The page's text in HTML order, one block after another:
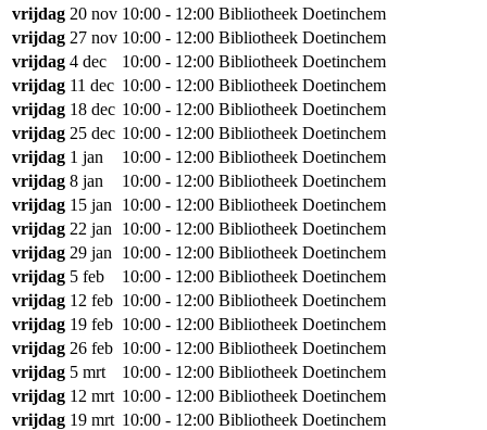
vrijdag 20 nov 10:00 - 12:00 Bibliotheek Doetinchem
vrijdag 27 nov 10:00 - 12:00 Bibliotheek Doetinchem
vrijdag 4 dec 10:00 - 12:00 Bibliotheek Doetinchem
vrijdag 11 dec 10:00 - 12:00 Bibliotheek Doetinchem
vrijdag 18 dec 10:00 - 12:00 Bibliotheek Doetinchem
vrijdag 25 dec 10:00 - 12:00 Bibliotheek Doetinchem
vrijdag 1 jan 10:00 - 12:00 Bibliotheek Doetinchem
vrijdag 8 jan 10:00 - 12:00 Bibliotheek Doetinchem
vrijdag 15 jan 10:00 - 12:00 Bibliotheek Doetinchem
vrijdag 22 jan 10:00 - 12:00 Bibliotheek Doetinchem
vrijdag 29 jan 10:00 - 12:00 Bibliotheek Doetinchem
vrijdag 5 feb 10:00 - 12:00 Bibliotheek Doetinchem
vrijdag 12 feb 10:00 - 12:00 Bibliotheek Doetinchem
vrijdag 19 feb 10:00 - 12:00 Bibliotheek Doetinchem
vrijdag 26 feb 10:00 - 12:00 Bibliotheek Doetinchem
vrijdag 5 mrt 10:00 - 12:00 Bibliotheek Doetinchem
vrijdag 12 mrt 10:00 - 12:00 Bibliotheek Doetinchem
vrijdag 19 mrt 10:00 - 12:00 Bibliotheek Doetinchem